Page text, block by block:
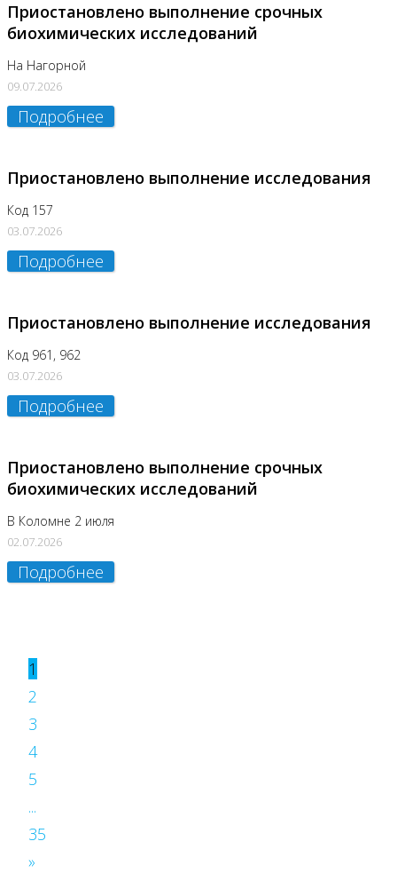
Приостановлено выполнение срочных
биохимических исследований
На Нагорной
09.07.2026
Подробнее
Приостановлено выполнение исследования
Код 157
03.07.2026
Подробнее
Приостановлено выполнение исследования
Код 961, 962
03.07.2026
Подробнее
Приостановлено выполнение срочных
биохимических исследований
В Коломне 2 июля
02.07.2026
Подробнее
1
2
3
4
5
...
35
»